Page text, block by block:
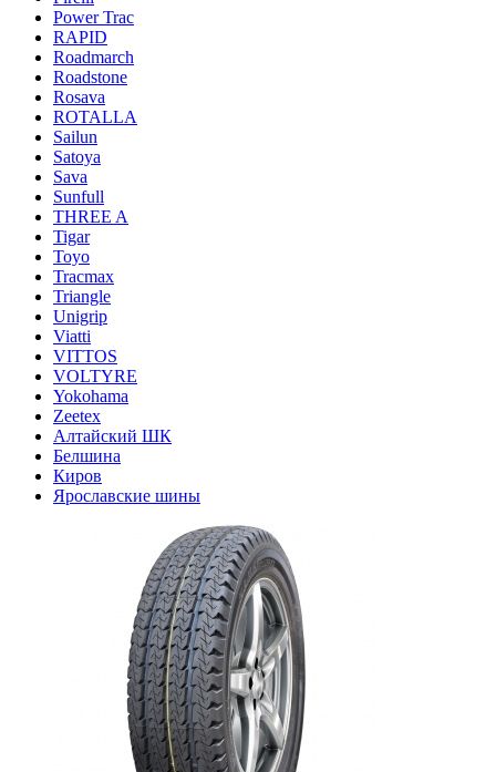
Power Trac
RAPID
Roadmarch
Roadstone
Rosava
ROTALLA
Sailun
Satoya
Sava
Sunfull
THREE A
Tigar
Toyo
Tracmax
Triangle
Unigrip
Viatti
VITTOS
VOLTYRE
Yokohama
Zeetex
Алтайский ШК
Белшина
Киров
Ярославские шины